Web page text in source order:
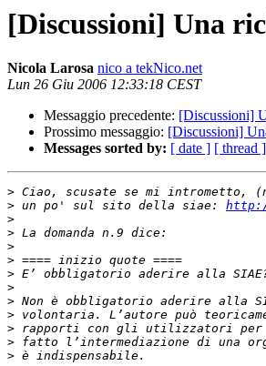
[Discussioni] Una
Nicola Larosa nico a tekNico.net
Lun 26 Giu 2006 12:33:18 CEST
Messaggio precedente: [Discussioni]
Prossimo messaggio: [Discussioni]
Messages sorted by: [ date ] [ thread ]
>
> un po' sul sito della siae:
>
>
>
>
>
>
>
>
>
>
>